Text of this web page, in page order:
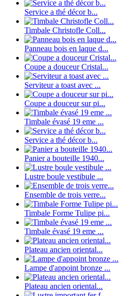
Service a thé décor b...
Timbale Christofle Coll...
Panneau bois en laque d...
Coupe a douceur Cristal...
Serviteur a toast avec ...
Coupe a douceur sur pi...
Timbale évasé 19 eme ...
Service a thé décor b...
Panier a bouteille 1940...
Lustre boule vestibule ...
Ensemble de trois verre...
Timbale Forme Tulipe pi...
Timbale évasé 19 eme ...
Plateau ancien oriental...
Lampe d'appoint bronze ...
Plateau ancien oriental...